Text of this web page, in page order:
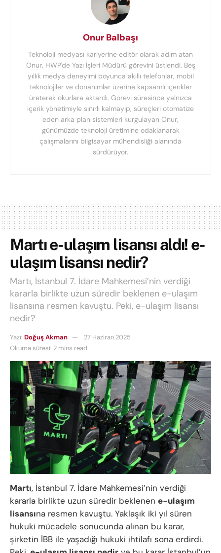
Onur Balbaşı
Teknoloji medyası kariyerine editör olarak adım atan
Onur, HWP'de Yazı İşleri Müdürü görevini üstlendi. Beş
yıllık medya deneyimi boyunca akıllı telefonlar, mobil
teknolojiler ve donanımlar üzerine kapsamlı içerikler
üreterek okurlara aktardı. Görevi süresince yalnızca
içerik yönetimiyle sınırlı kalmayıp, süreçleri otomatize
eden arka plan sistemleri kurgulayan Onur,
günümüzde teknoloji üretimine odaklanarak
çalışmalarını bilgisayar mühendisliği alanında
sürdürüyor.
Martı e-ulaşım lisansı aldı! e-
ulaşım lisansı nedir?
Martı, İstanbul 7. İdare Mahkemesi’nin verdiği
kararla birlikte uzun süredir beklenen e-ulaşım
lisansına resmen kavuştu. Peki, e-ulaşım lisansı
nedir?
Yazı: Doğuş Akman
27 Haziran 2025
Okuma süresi: 2 mins read
Martı, İstanbul 7. İdare Mahkemesi’nin verdiği
kararla birlikte uzun süredir beklenen e-ulaşım
lisansına resmen kavuştu. Yaklaşık iki yıl süren
hukuki mücadele sonucunda alınan bu karar,
şirketin İBB ile yaşadığı hukuki ihtilafı sona erdirdi.